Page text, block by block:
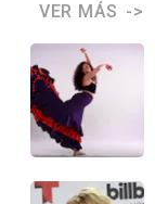
VER MÁS